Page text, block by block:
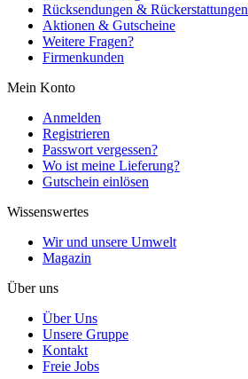
Rücksendungen & Rückerstattungen
Aktionen & Gutscheine
Weitere Fragen?
Firmenkunden
Mein Konto
Anmelden
Registrieren
Passwort vergessen?
Wo ist meine Lieferung?
Gutschein einlösen
Wissenswertes
Wir und unsere Umwelt
Magazin
Über uns
Über Uns
Unsere Gruppe
Kontakt
Freie Jobs